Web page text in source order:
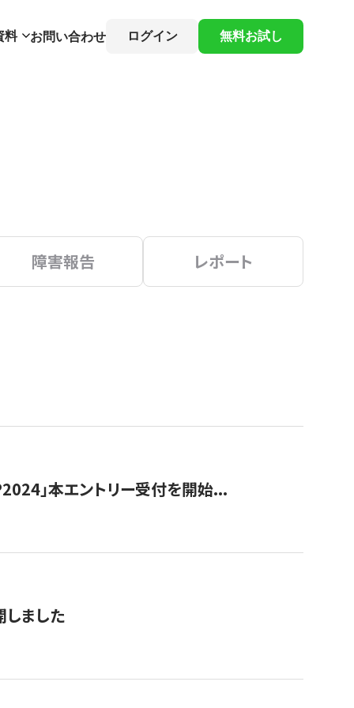
料 お問い合わせ ログイン 無料お試し
障害報告 レポート
」本エントリー受付を開始...
しました